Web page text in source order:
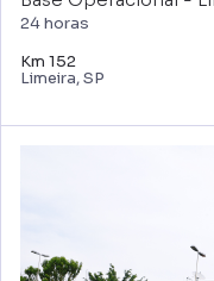
24 horas
Km 152
Limeira, SP